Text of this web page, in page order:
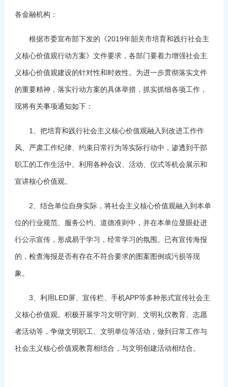
各金融机构：
根据市委宣布部下发的《2019年韶关市培育和践行社会主
义核心价值观行动方案》文件要求，各部门要着力增强社会主
义核心价值观建设的针对性和时效性。为进一步贯彻落实文件
的重要精神，落实行动方案的具体举措，抓实抓细各项工作，
现将有关事项通知如下：
1、把培育和践行社会主义核心价值观融入到改进工作作
风、严肃工作纪律、约束日常行为等实际行动中，渗透到干部
职工的工作生活中。利用各种会议、活动、仪式等机会展示和
宣讲核心价值观。
2、结合单位自身实际，将社会主义核心价值观融入到本单
位的行业规范、服务公约、道德准则中，并在本单位显眼处进
行公示宣传，形成易于学习，经常学习的氛围。已有宣传海报
的，检查海报是否有存在不符合要求的图案图例或污损等现
象。
3、利用LED屏、宣传栏、手机APP等多种形式宣传社会主
义核心价值观。积极开展学习文明守则、文明礼仪教育、志愿
者活动等，争做文明职工、文明单位等活动，做到日常工作与
社会主义核心价值观教育相结合，与文明创建活动相结合。